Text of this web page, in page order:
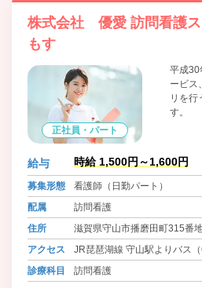
株式会社 優愛 訪問看護
もす
正社員・パート
平成30
ービス
リを
す。
給与 時給 1,500円～1,600円
募集形態
看護師（日勤パート）
配属
訪問看護
住所
滋賀県守山市播磨田町315
アクセス
JR琵琶湖線 守山駅よりバス
診療科目
訪問看護